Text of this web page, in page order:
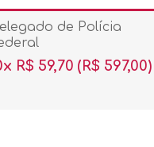
de Polícia
R$ 59,70 (R$ 597,00)